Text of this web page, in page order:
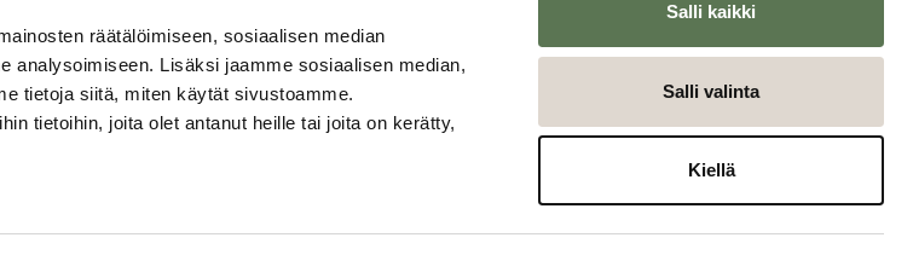
räätälöimiseen, sosiaalisen median
analysoimiseen. Lisäksi jaamme sosiaalisen median,
tietoja siitä, miten käytät sivustoamme.
tietoihin, joita olet antanut heille tai joita on kerätty,
Salli kaikki
Salli valinta
Kiellä